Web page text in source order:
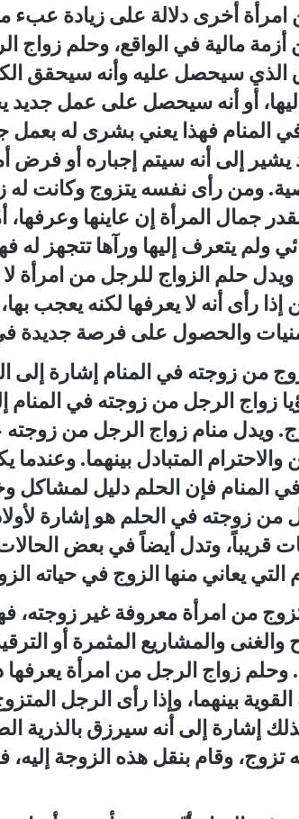
امرأة أخرى دلالة على زيادة عبء
مالية في الواقع، وحلم زواج
الذي سيحصل عليه وأنه سيحقق
أو أنه سيحصل على عمل جديد
المنام فهذا يعني بشرى له بعمل
يشير إلى أنه سيتم إجباره أو فرض
ومن رأى نفسه يتزوج وكانت له
جمال المرأة إن عاينها وعرفها،
ولم يتعرف إليها ورآها تتجهز له
حلم الزواج للرجل من امرأة
رأى أنه لا يعرفها لكنه يعجب
والحصول على فرصة جديدة
من زوجته في المنامإشارة إلى
زواج الرجل من زوجته في المنام
ويدل منام زواج الرجل من زوجته
والاحترام المتبادل بينهما. وعندما
المنام فإن الحلم دليل لمشاكل
من زوجته في الحلم هو إشارة
قريباً، وتدل أيضاً في بعض
يعاني منها الزوج في حياته
من امرأة معروفة غير زوجته،
والغنى والمشاريع المثمرة أو
زواج الرجل من امرأة يعرفها
بينهما، وإذا رأى الرجل
إشارة إلى أنه سيرزق بالذرية
تزوج، وقام بنقل هذه الزوجة إليه،